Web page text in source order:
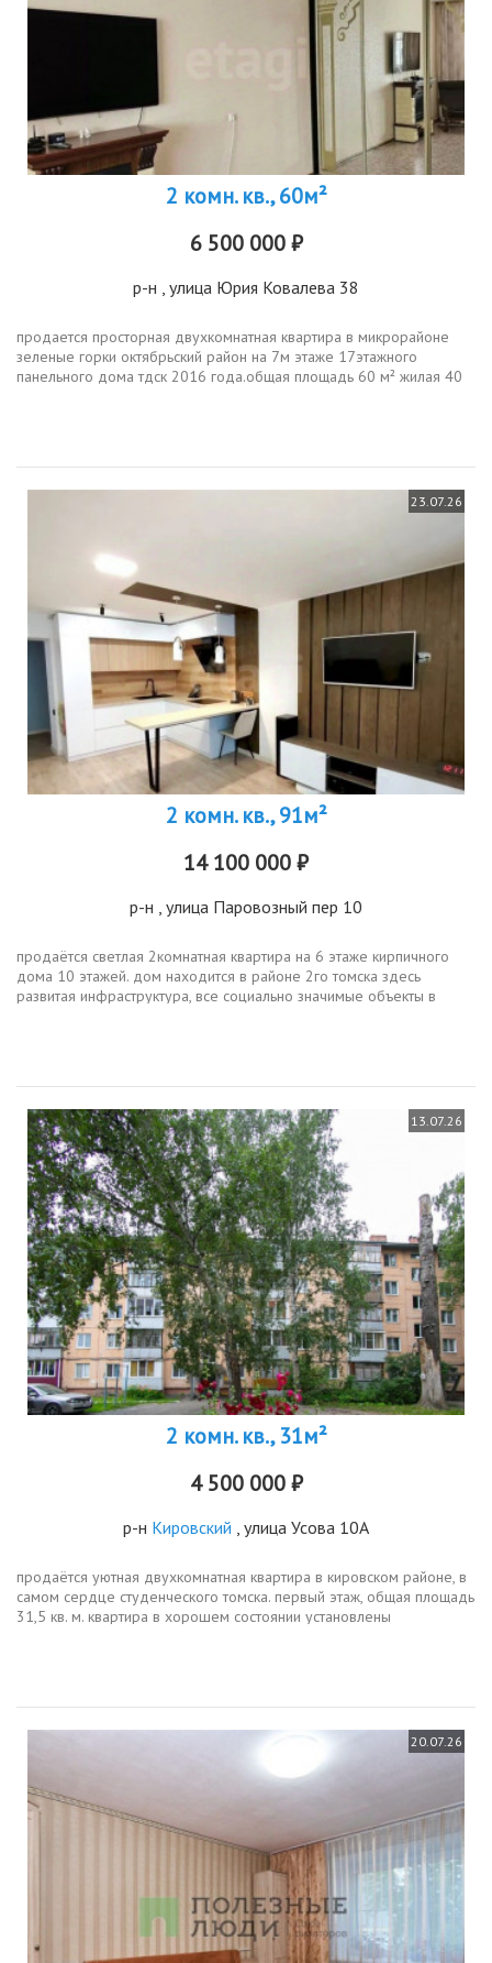
2 комн. кв., 60м²
6 500 000 ₽
р-н , улица Юрия Ковалева 38
продается просторная двухкомнатная квартира в микрорайоне
зеленые горки октябрьский район на 7м этаже 17этажного
панельного дома тдск 2016 года.общая площадь 60 м² жилая 40
23.07.26
2 комн. кв., 91м²
14 100 000 ₽
р-н , улица Паровозный пер 10
продаётся светлая 2комнатная квартира на 6 этаже кирпичного
дома 10 этажей. дом находится в районе 2го томска здесь
развитая инфраструктура, все социально значимые объекты в
13.07.26
2 комн. кв., 31м²
4 500 000 ₽
р-н Кировский , улица Усова 10А
продаётся уютная двухкомнатная квартира в кировском районе, в
самом сердце студенческого томска. первый этаж, общая площадь
31,5 кв. м. квартира в хорошем состоянии установлены
20.07.26